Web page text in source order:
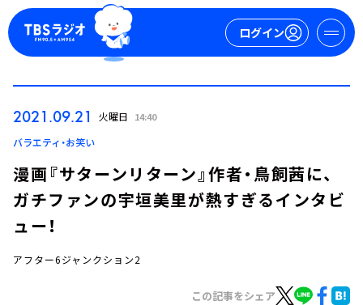
ログイン
ログイン
2021.09.21 火曜日 14:40
バラエティ・お笑い
漫画『サターンリターン』作者・鳥飼茜に、
ガチファンの宇垣美里が熱すぎるインタビ
ュー！
アフター6ジャンクション2
この記事をシェア